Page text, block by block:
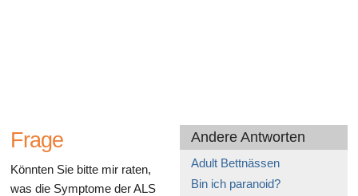
Andere Antworten
Adult Bettnässen
Bin ich paranoid?
Frage
Könnten Sie bitte mir raten,
was die Symptome der ALS